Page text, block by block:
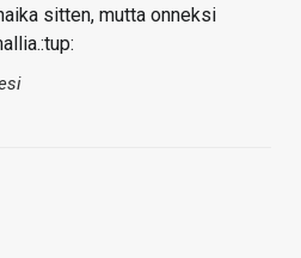
sitten, mutta onneksi